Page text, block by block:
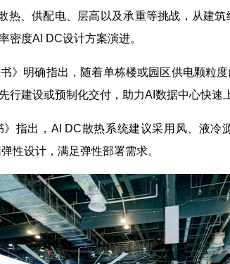
热、供配电、层高以及承重等挑战，从建
密度AI DC设计方案演进。
》明确指出，随着单栋楼或园区供电颗粒
行建设或预制化交付，助力AI数据中心快速
指出，AI DC散热系统建议采用风、液冷
性设计，满足弹性部署需求。